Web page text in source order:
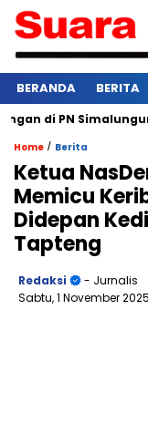
BERANDA BERITA
PN Simalungun,
Home / Berita
Ketua
Memicu
Didepan
Tapteng
Redaksi
- Jurnalis
Sabtu, 1 November 2025